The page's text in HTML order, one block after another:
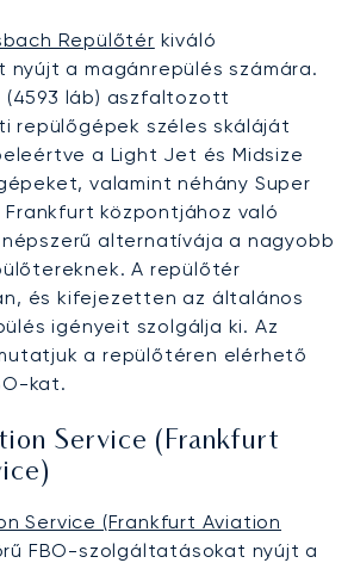
Repülőtér kiváló
a magánrepülés számára.
(4593 láb) aszfaltozott
repülőgépek széles skáláját
a Light Jet és Midsize
valamint néhány Super
központjához való
alternatívája a nagyobb
A repülőtér
és kifejezetten az általános
igényeit szolgálja ki. Az
a repülőtéren elérhető
kat.
Service (Frankfurt
Service (Frankfurt Aviation
FBO-szolgáltatásokat nyújt a